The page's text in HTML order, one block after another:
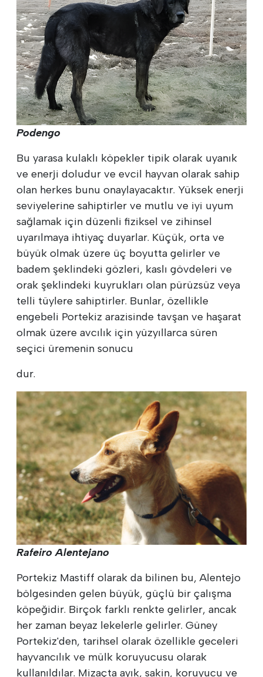
Podengo
Bu yarasa kulaklı köpekler tipik olarak uyanık
ve enerji doludur ve evcil hayvan olarak sahip
olan herkes bunu onaylayacaktır. Yüksek enerji
seviyelerine sahiptirler ve mutlu ve iyi uyum
sağlamak için düzenli fiziksel ve zihinsel
uyarılmaya ihtiyaç duyarlar. Küçük, orta ve
büyük olmak üzere üç boyutta gelirler ve
badem şeklindeki gözleri, kaslı gövdeleri ve
orak şeklindeki kuyrukları olan pürüzsüz veya
telli tüylere sahiptirler. Bunlar, özellikle
engebeli Portekiz arazisinde tavşan ve haşarat
olmak üzere avcılık için yüzyıllarca süren
seçici üremenin sonucu
dur.
Rafeiro Alentejano
Portekiz Mastiff olarak da bilinen bu, Alentejo
bölgesinden gelen büyük, güçlü bir çalışma
köpeğidir. Birçok farklı renkte gelirler, ancak
her zaman beyaz lekelerle gelirler. Güney
Portekiz'den, tarihsel olarak özellikle geceleri
hayvancılık ve mülk koruyucusu olarak
kullanıldılar. Mizaçta ayık, sakin, koruyucu ve